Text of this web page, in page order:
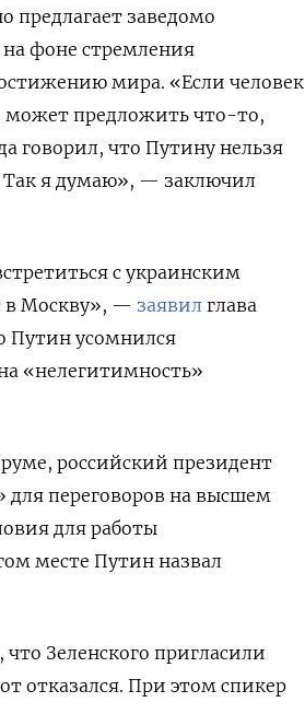
предлагает заведомо
фоне стремления
мира. «Если человек
может предложить что-то,
говорил, что Путину нельзя
Так я думаю», — заключил
с украинским
в Москву», — заявил глава
Путин усомнился
«нелегитимность»
российский президент
переговоров на высшем
для работы
месте Путин назвал
, что Зеленского пригласили
отказался. При этом спикер